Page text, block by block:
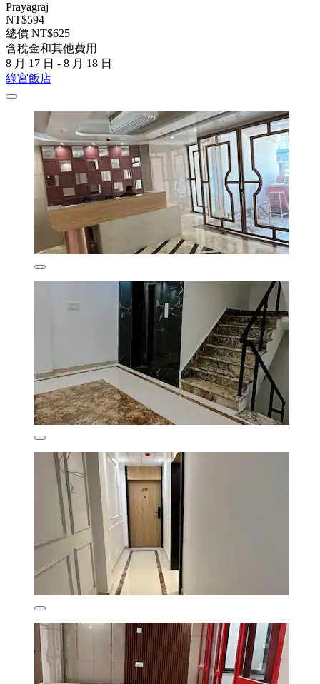
Prayagraj
NT$594
總價 NT$625
含稅金和其他費用
8 月 17 日 - 8 月 18 日
綠宮飯店